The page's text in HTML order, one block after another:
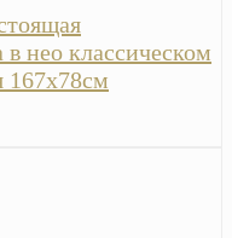
в нео классическом
167х78см